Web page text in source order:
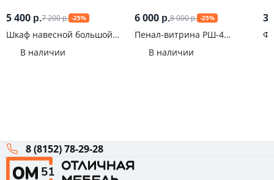
5 400 р.7 200р. -25%
Шкаф навесной большой
В наличии
6 000 р.8 000р. -25%
Пенал-витрина РШ-4
В наличии
8 (8152) 78-29-28